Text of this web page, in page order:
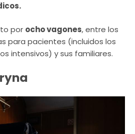
por ocho vagones, entre los
para pacientes (incluidos los
intensivos) y sus familiares.